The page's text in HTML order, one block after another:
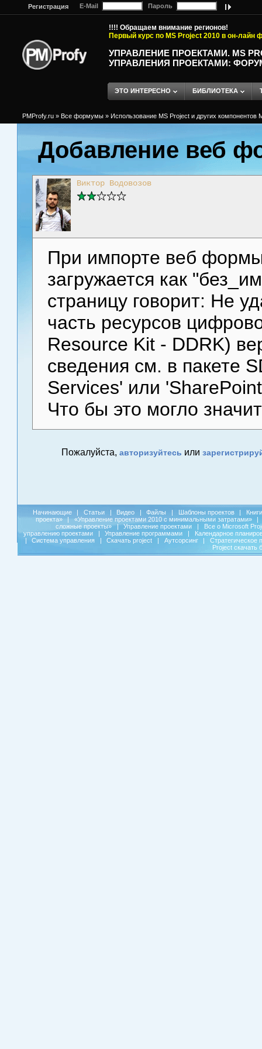
Регистрация E-Mail Пароль
!!!! Обращаем внимание регионов!
Первый курс по MS Project 2010 в он-лайн
УПРАВЛЕНИЕ ПРОЕКТАМИ. MS
УПРАВЛЕНИЯ ПРОЕКТАМИ:
ЭТО ИНТЕРЕСНО БИБЛИОТЕКА
PMProfy.ru » Все формумы » Использование MS Project и других компонентов
Добавление веб
Виктор Водовозов
При импорте веб
загружается как
страницу говорит: Не
часть ресурсов
Resource Kit - DDRK)
сведения см. в пакете
Services' или
Что бы это могло
Пожалуйста, авторизуйтесь или
Начинающие | Статьи | Видео | Файлы | Шаблоны проектов |
Книги
проекта»
| «Управление проектами 2010 с минимальными затратами»
|
сложные проекты»
| Управление проектами |
Все о Microsoft
управлению проектами
| Управление программами |
Календарное
|
Система управления | Скачать project | Аутсорсинг |
Стратегическое
Project скачать